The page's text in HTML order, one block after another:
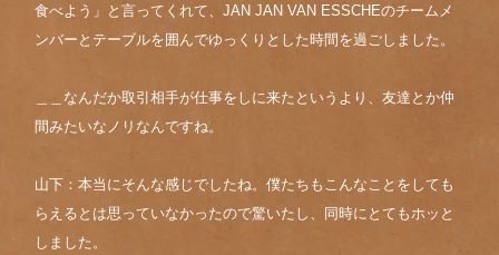
食べよう」と言ってくれて、JAN JAN VAN ESSCHEのチームメ
ンバーとテーブルを囲んでゆっくりとした時間を過ごしました。
＿＿なんだか取引相手が仕事をしに来たというより、友達とか仲
間みたいなノリなんですね。
山下：本当にそんな感じでしたね。僕たちもこんなことをしても
らえるとは思っていなかったので驚いたし、同時にとてもホッと
しました。